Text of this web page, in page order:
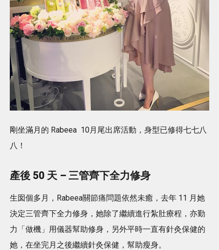
剛坐滿月的 Rabeea 10月尾出席活動，身型已修得七七八
八！
產後 50 天 – 三管齊下全力修身
生囡個多月，Rabeea關節痛問題依然未癒，去年 11 月她
決定三管齊下全力修身，她除了繼續進行紮肚療程，亦勤
力「做機」用儀器幫助修身，另外平時一直有針灸保健的
她，在坐完月之後繼續針灸保健，幫助瘦身。